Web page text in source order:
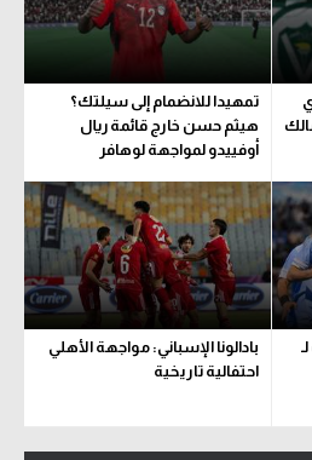
تمهيدا للانضمام إلى سيلتك؟
هيثم حسن خارج قائمة ريال
أوفييدو لمواجهة لوهافر
بادالونا الإسباني: مواجهة الأهلي
احتفالية تاريخية